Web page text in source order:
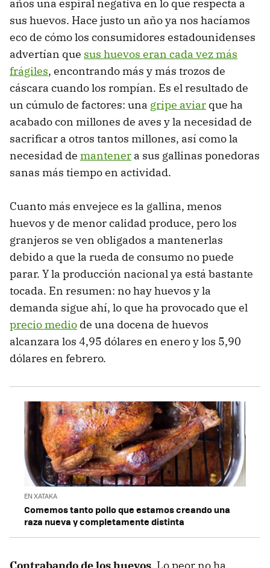
años una espiral negativa en lo que respecta a
sus huevos. Hace justo un año ya nos hacíamos
eco de cómo los consumidores estadounidenses
advertían que sus huevos eran cada vez más
frágiles, encontrando más y más trozos de
cáscara cuando los rompían. Es el resultado de
un cúmulo de factores: una gripe aviar que ha
acabado con millones de aves y la necesidad de
sacrificar a otros tantos millones, así como la
necesidad de mantener a sus gallinas ponedoras
sanas más tiempo en actividad.
Cuanto más envejece es la gallina, menos
huevos y de menor calidad produce, pero los
granjeros se ven obligados a mantenerlas
debido a que la rueda de consumo no puede
parar. Y la producción nacional ya está bastante
tocada. En resumen: no hay huevos y la
demanda sigue ahí, lo que ha provocado que el
precio medio de una docena de huevos
alcanzara los 4,95 dólares en enero y los 5,90
dólares en febrero.
EN XATAKA
Comemos tanto pollo que estamos creando una
raza nueva y completamente distinta